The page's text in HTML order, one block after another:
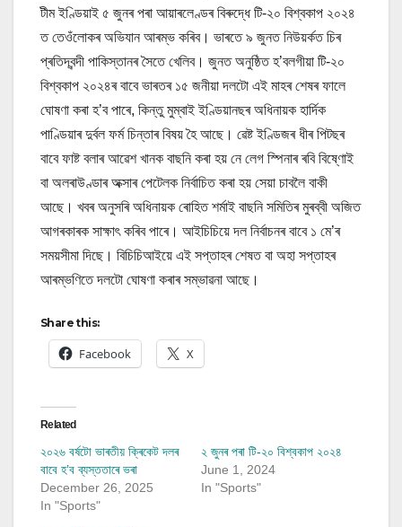
টীম ইণ্ডিয়াই ৫ জুনৰ পৰা আয়াৰলেণ্ডৰ বিৰুদ্ধে টি-২০ বিশ্বকাপ ২০২৪
ত তেওঁলোকৰ অভিযান আৰম্ভ কৰিব। ভাৰতে ৯ জুনত নিউয়ৰ্কত চিৰ
প্ৰতিদ্বন্দী পাকিস্তানৰ সৈতে খেলিব। জুনত অনুষ্ঠিত হ’বলগীয়া টি-২০
বিশ্বকাপ ২০২৪ৰ বাবে ভাৰতৰ ১৫ জনীয়া দলটো এই মাহৰ শেষৰ ফালে
ঘোষণা কৰা হ’ব পাৰে, কিন্তু মুম্বাই ইণ্ডিয়ানছৰ অধিনায়ক হাৰ্দিক
পাণ্ডিয়াৰ দুৰ্বল ফৰ্ম চিন্তাৰ বিষয় হৈ আছে। ৱেষ্ট ইণ্ডিজৰ ধীৰ পিটছৰ
বাবে ফাষ্ট বলাৰ আৱেশ খানক বাছনি কৰা হয় নে লেগ স্পিনাৰ ৰবি বিষ্ণোই
বা অলৰাউণ্ডাৰ অক্সাৰ পেটেলক নিৰ্বাচিত কৰা হয় সেয়া চাবলৈ বাকী
আছে। খবৰ অনুসৰি অধিনায়ক ৰোহিত শৰ্মাই বাছনি সমিতিৰ মুৰব্বী অজিত
আগৰকাৰক সাক্ষাৎ কৰিব পাৰে। আইচিচিয়ে দল নিৰ্বাচনৰ বাবে ১ মে’ৰ
সময়সীমা দিছে। বিচিচিআইয়ে এই সপ্তাহৰ শেষত বা অহা সপ্তাহৰ
আৰম্ভণিতে দলটো ঘোষণা কৰাৰ সম্ভাৱনা আছে।
Share this:
Facebook X
Related
২০২৬ বৰ্ষটো ভাৰতীয় ক্ৰিকেট দলৰ
বাবে হ’ব ব্যস্ততাৰে ভৰা
December 26, 2025
In "Sports"
২ জুনৰ পৰা টি-২০ বিশ্বকাপ ২০২৪
June 1, 2024
In "Sports"